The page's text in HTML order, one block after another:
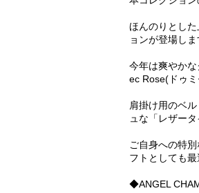
ほんのりとし
ョンが登場し
今年は爽やか
ec Rose(ドゥミ
肩掛け用のベ
ュな「レザー
ご自身への特
フトとしても
◆ANGEL